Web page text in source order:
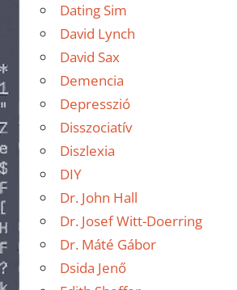
Dating Sim
David Lynch
David Sax
Demencia
Depresszió
Disszociatív
Diszlexia
DIY
Dr. John Hall
Dr. Josef Witt-Doerring
Dr. Máté Gábor
Dsida Jenő